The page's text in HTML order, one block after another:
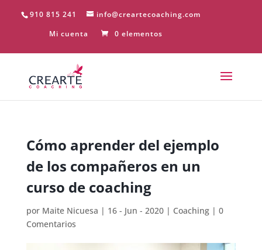
910 815 241
info@creartecoaching.com
Mi cuenta
0 elementos
Cómo aprender del ejemplo
de los compañeros en un
curso de coaching
por Maite Nicuesa | 16 - Jun - 2020| Coaching| 0
Comentarios